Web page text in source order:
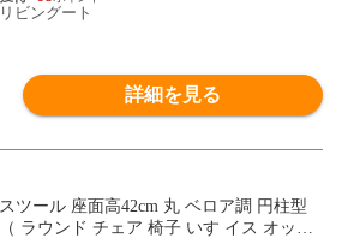
リビングート
詳細を見る
スツール 座面高42cm 丸 ベロア調 円柱型
（ ラウンド チェア 椅子 いす イス オット